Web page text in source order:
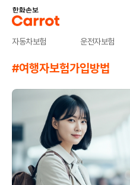
자동차보험 운전자보험
#여행자보험가입방법